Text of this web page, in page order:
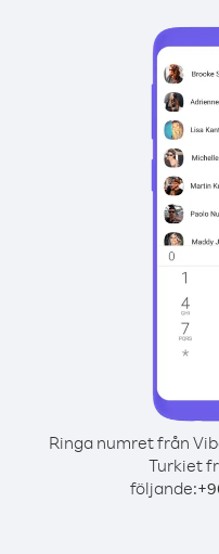
Ringa numret från
Turkiet
följande:+